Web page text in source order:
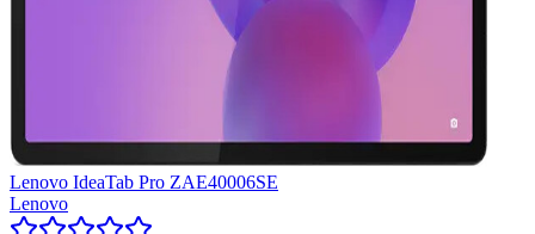
Lenovo IdeaTab Pro ZAE40006SE
Lenovo